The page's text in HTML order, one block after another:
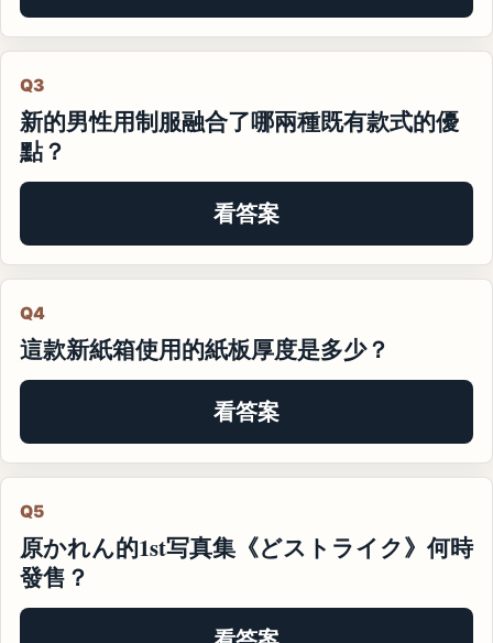
Q3
新的男性用制服融合了哪兩種既有款式的優
點？
看答案
Q4
這款新紙箱使用的紙板厚度是多少？
看答案
Q5
原かれん的1st写真集《どストライク》何時
發售？